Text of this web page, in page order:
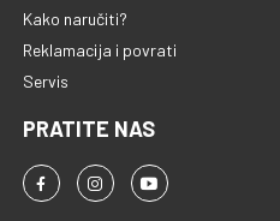
Kako naručiti?
Reklamacija i povrati
Servis
PRATITE NAS